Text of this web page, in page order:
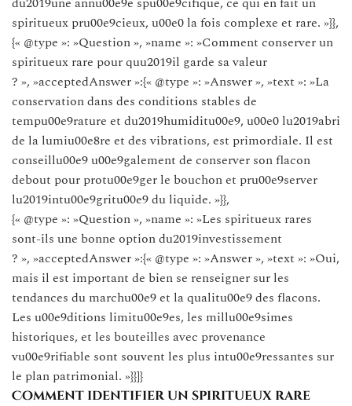
spiritueux pru00e9cieux, u00e0 la fois complexe et rare. »}},
{« @type »: »Question », »name »: »Comment conserver un
spiritueux rare pour quu2019il garde sa valeur
? », »acceptedAnswer »:{« @type »: »Answer », »text »: »La
conservation dans des conditions stables de
tempu00e9rature et du2019humiditu00e9, u00e0 lu2019abri
de la lumiu00e8re et des vibrations, est primordiale. Il est
conseillu00e9 u00e9galement de conserver son flacon
debout pour protu00e9ger le bouchon et pru00e9server
lu2019intu00e9gritu00e9 du liquide. »}},
{« @type »: »Question », »name »: »Les spiritueux rares
sont-ils une bonne option du2019investissement
? », »acceptedAnswer »:{« @type »: »Answer », »text »: »Oui,
mais il est important de bien se renseigner sur les
tendances du marchu00e9 et la qualitu00e9 des flacons.
Les u00e9ditions limitu00e9es, les millu00e9simes
historiques, et les bouteilles avec provenance
vu00e9rifiable sont souvent les plus intu00e9ressantes sur
le plan patrimonial. »}}]}
Comment identifier un spiritueux rare